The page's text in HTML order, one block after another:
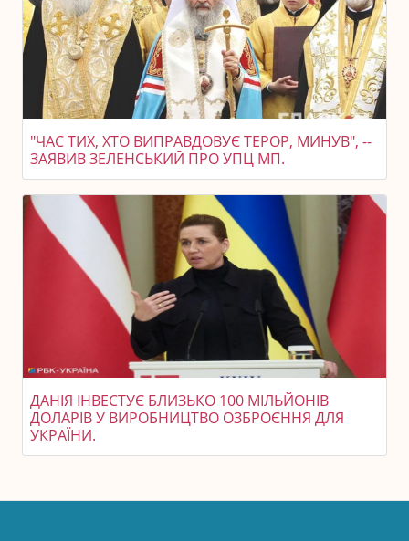
"ЧАС ТИХ, ХТО ВИПРАВДОВУЄ ТЕРОР, МИНУВ", --
ЗАЯВИВ ЗЕЛЕНСЬКИЙ ПРО УПЦ МП.
ДАНІЯ ІНВЕСТУЄ БЛИЗЬКО 100 МІЛЬЙОНІВ
ДОЛАРІВ У ВИРОБНИЦТВО ОЗБРОЄННЯ ДЛЯ
УКРАЇНИ.